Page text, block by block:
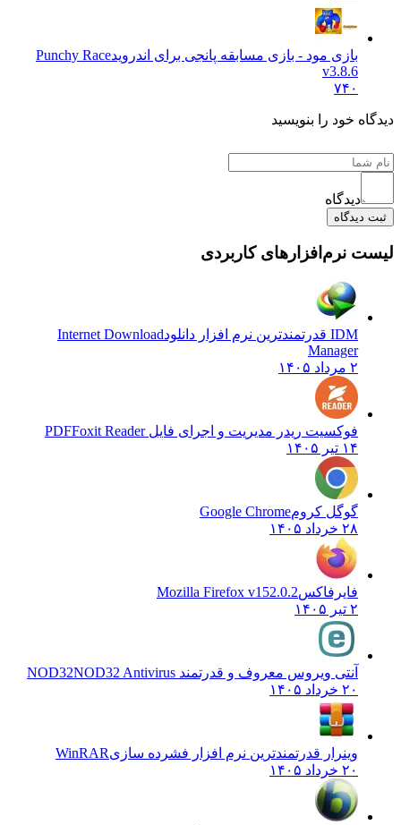
بازی مود - بازی مسابقه پانجی برای اندرویدPunchy Race
v3.8.6
۷۴۰
دیدگاه خود را بنویسید
دیدگاه
ثبت دیدگاه
لیست نرم‌افزارهای کاربردی
IDM قدرتمندترین نرم افزار دانلود
Internet Download
Manager
۲ مرداد ۱۴۰۵
فوکسیت ریدر مدیریت و اجرای فایل PDFFoxit Reader
۱۴ تیر ۱۴۰۵
گوگل کرومGoogle Chrome
۲۸ خرداد ۱۴۰۵
فایرفاکسMozilla Firefox v152.0.2
۲ تیر ۱۴۰۵
آنتی ویروس معروف و قدرتمند NOD32 NOD32 Antivirus
۲۰ خرداد ۱۴۰۵
وینرار قدرتمندترین نرم افزار فشرده سازیWinRAR
۲۰ خرداد ۱۴۰۵